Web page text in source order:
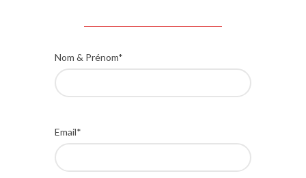
Nom & Prénom*
Email*